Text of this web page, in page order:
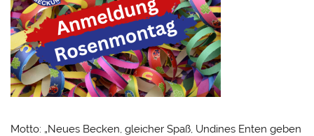
Motto: „Neues Becken, gleicher Spaß, Undines Enten geben